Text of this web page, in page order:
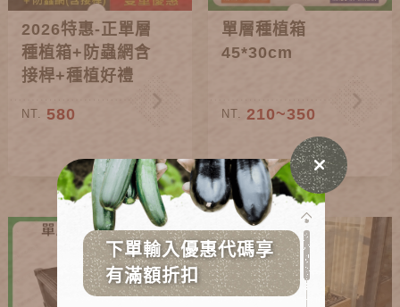
2026特惠-正單層
種植箱+防蟲網含
接桿+種植好禮
NT. 580
單層種植箱
45*30cm
NT. 210~350